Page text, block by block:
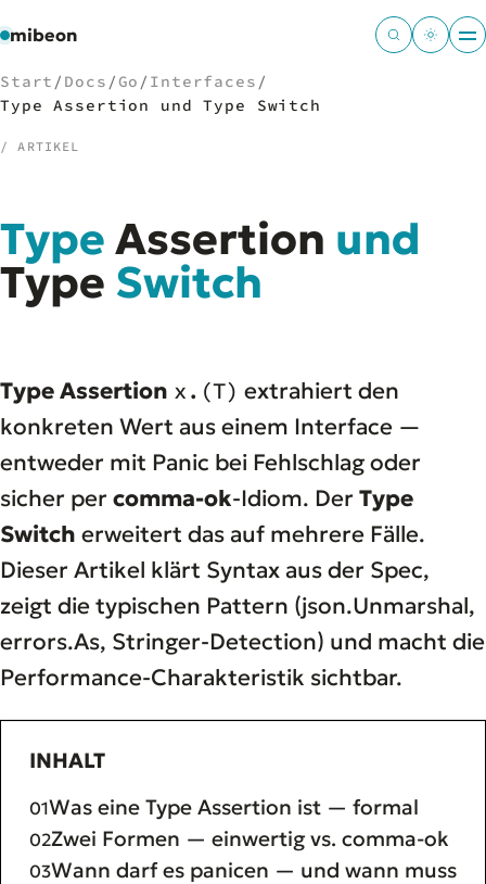
mibeon
01Start
02MB
03Projekte
06Tools
Welten
Start / Docs /Go / Interfaces /
Type Assertion und Type Switch
/ ARTIKEL
Type Assertion und
Type Switch
Type Assertion x.(T) extrahiert den
konkreten Wert aus einem Interface —
entweder mit Panic bei Fehlschlag oder
sicher per comma-ok-Idiom. Der Type
Switch erweitert das auf mehrere Fälle.
Dieser Artikel klärt Syntax aus der Spec,
zeigt die typischen Pattern (json.Unmarshal,
errors.As, Stringer-Detection) und macht die
Performance-Charakteristik sichtbar.
INHALT
Was eine Type Assertion ist — formal
Zwei Formen — einwertig vs. comma-ok
Wann darf es panicen — und wann muss